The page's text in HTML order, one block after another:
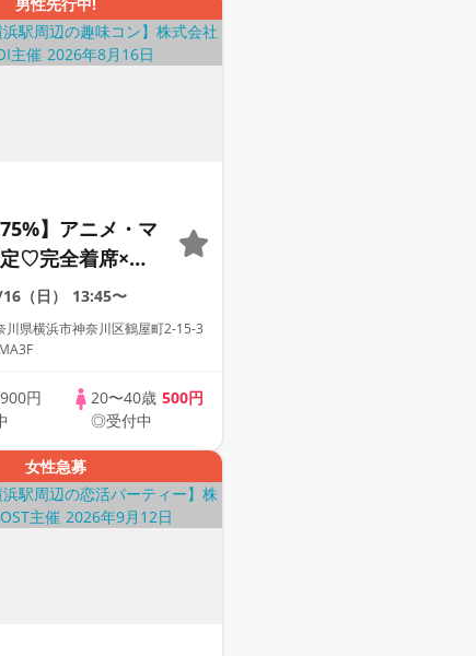
75%】アニメ・マ
♡完全着席×マ
ム付きアニメコ
（日） 13:45〜
川県横浜市神奈川区鶴屋町2-15-3
円
20〜40歳 500円
◎受付中
女性急募